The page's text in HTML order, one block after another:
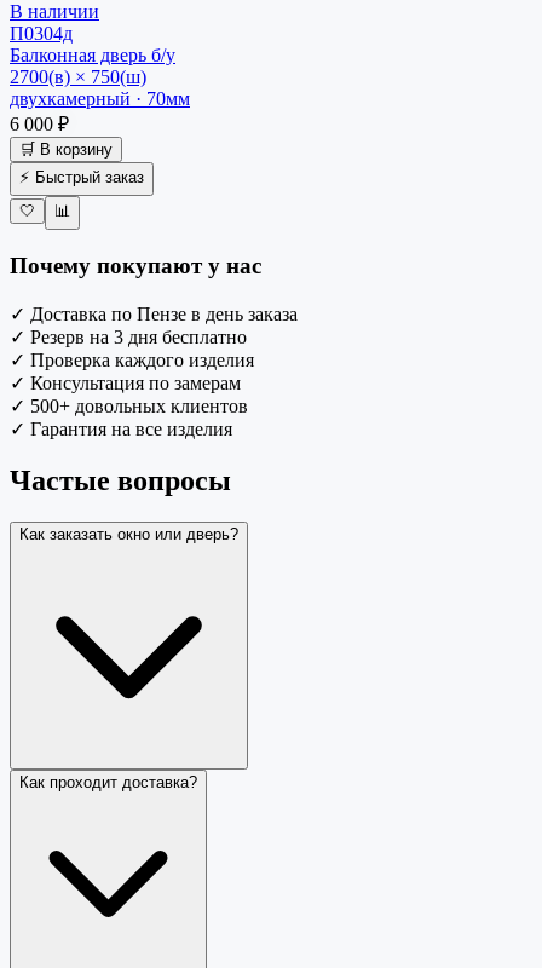
В наличии
П0304д
Балконная дверь б/у
2700(в) × 750(ш)
двухкамерный · 70мм
6 000 ₽
🛒 В корзину
⚡ Быстрый заказ
🤍
📊
Почему покупают у нас
✓ Доставка по Пензе в день заказа
✓ Резерв на 3 дня бесплатно
✓ Проверка каждого изделия
✓ Консультация по замерам
✓ 500+ довольных клиентов
✓ Гарантия на все изделия
Частые вопросы
Как заказать окно или дверь?
Как проходит доставка?